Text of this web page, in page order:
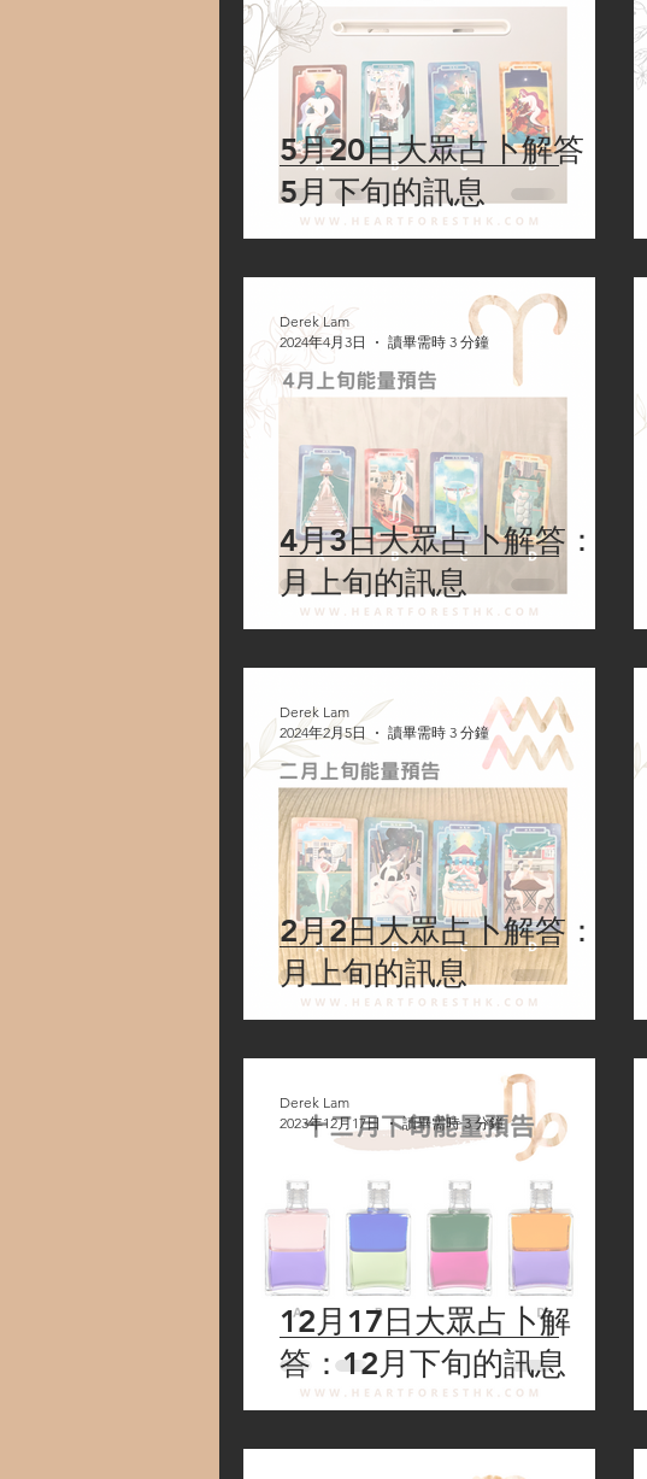
5月20日大眾占卜解答：
5月下旬的訊息
4月3日大眾占卜解答：4
月上旬的訊息
Derek Lam
2024年4月3日
讀畢需時 3 分鐘
2月2日大眾占卜解答：2
月上旬的訊息
Derek Lam
2024年2月5日
讀畢需時 3 分鐘
12月17日大眾占卜解
答：12月下旬的訊息
Derek Lam
2023年12月17日
讀畢需時 3 分鐘